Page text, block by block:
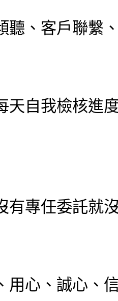
聽、客戶聯繫
天自我檢核進
有專任委託就
用心、誠心、